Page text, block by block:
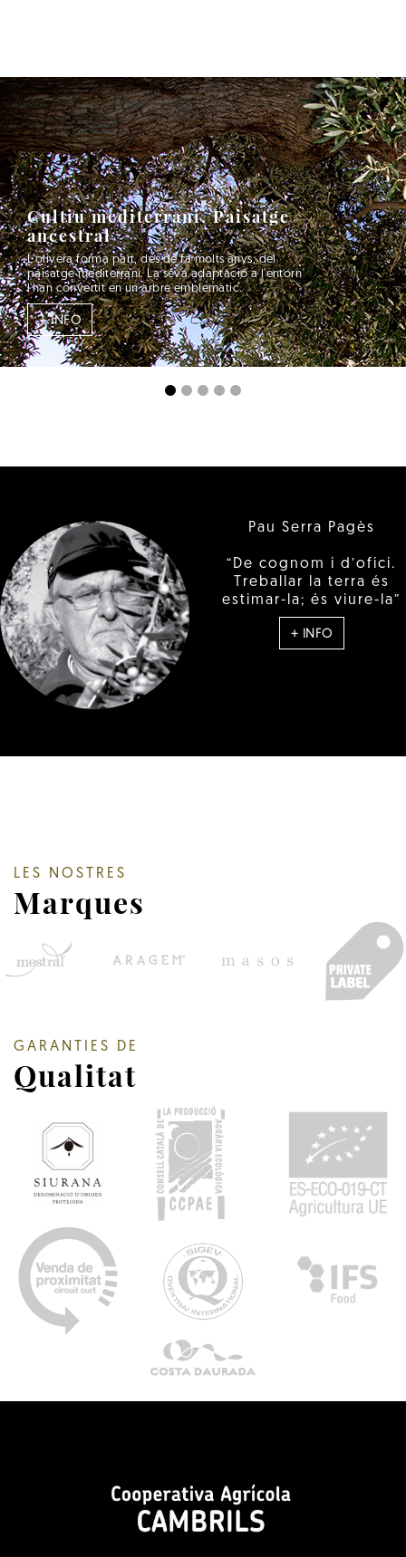
Cultiu mediterrani. Paisatge
ancestral
L'olivera forma part, des de fa molts anys, del
paisatge mediterrani. La seva adaptació a l'entorn
l'han convertit en un arbre emblemàtic.
+ INFO
Pau Serra Pagès
“De cognom i d’ofici.
Treballar la terra és
estimar-la; és viure-la”
+ INFO
LES NOSTRES
Marques
GARANTIES DE
Qualitat